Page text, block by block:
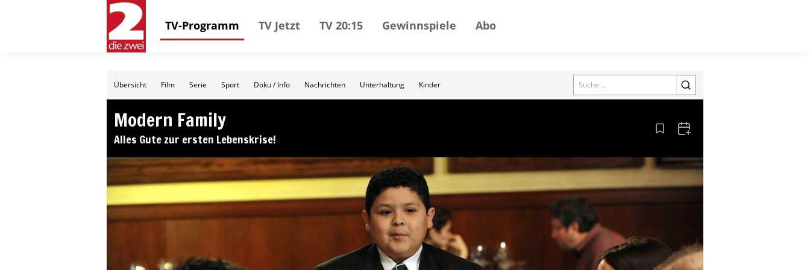
TV-Programm TV Jetzt TV 20:15 Gewinnspiele Abo
Übersicht Film Serie Sport Doku / Info Nachrichten Unterhaltung Kinder Search
Modern Family
Alles Gute zur ersten Lebenskrise! Aus den Lesezeichen entfernen
Zum Kalender hinzufügen